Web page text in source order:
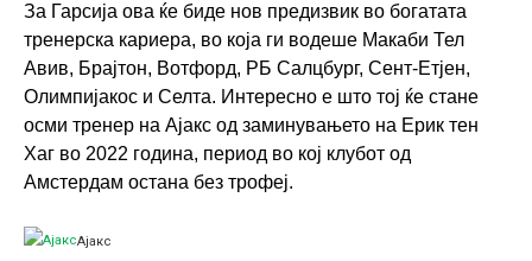
За Гарсија ова ќе биде нов предизвик во богатата
тренерска кариера, во која ги водеше Макаби Тел
Авив, Брајтон, Вотфорд, РБ Салцбург, Сент-Етјен,
Олимпијакос и Селта. Интересно е што тој ќе стане
осми тренер на Ајакс од заминувањето на Ерик тен
Хаг во 2022 година, период во кој клубот од
Амстердам остана без трофеј.
Ајакс